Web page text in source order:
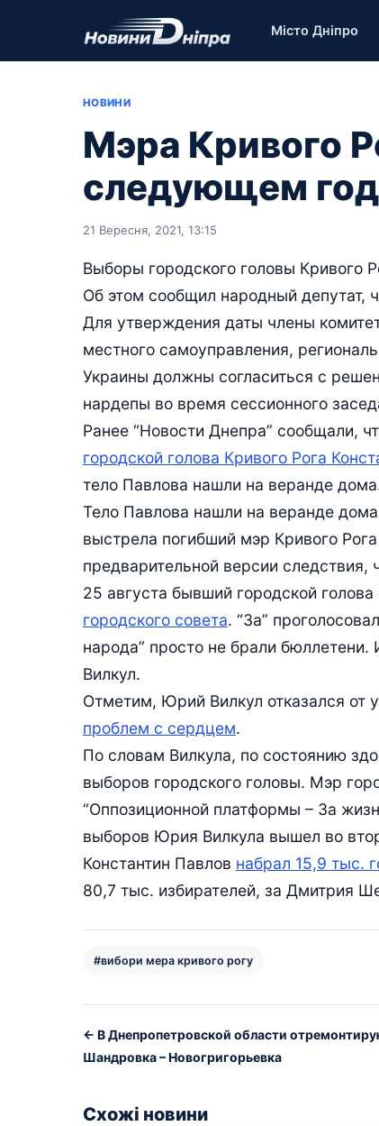
Місто Дніпро
НОВИНИ
Мэра Кривого
следующем
21 Вересня, 2021, 13:15
Выборы городского головы Кривого
Об этом сообщил народный депутат,
Для утверждения даты члены
местного самоуправления,
Украины должны согласиться с
нардепы во время сессионного
Ранее “Новости Днепра” сообщали,
городской голова Кривого Рога
тело Павлова нашли на веранде
Тело Павлова нашли на веранде
выстрела погибший мэр Кривого
предварительной версии следствия,
25 августа бывший городской
городского совета. “За”
народа” просто не брали
Вилкул.
Отметим, Юрий Вилкул отказался от
проблем с сердцем.
По словам Вилкула, по состоянию
выборов городского головы. Мэр
“Оппозиционной платформы – За
выборов Юрия Вилкула вышел во
Константин Павлов набрал 15,9 тыс.
80,7 тыс. избирателей, за Дмитрия
#вибори мера кривого рогу
← В Днепропетровской области
Шандровка – Новогригорьевка
Схожі новини